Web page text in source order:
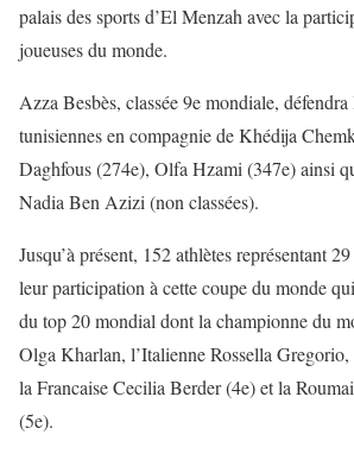
palais des sports d’El Menzah avec la
joueuses du monde.
Azza Besbès, classée 9e mondiale,
tunisiennes en compagnie de Khédija
Daghfous (274e), Olfa Hzami (347e) ainsi
Nadia Ben Azizi (non classées).
Jusqu’à présent, 152 athlètes représentant
leur participation à cette coupe du monde
du top 20 mondial dont la championne du
Olga Kharlan, l’Italienne Rossella
la Francaise Cecilia Berder (4e) et la
(5e).